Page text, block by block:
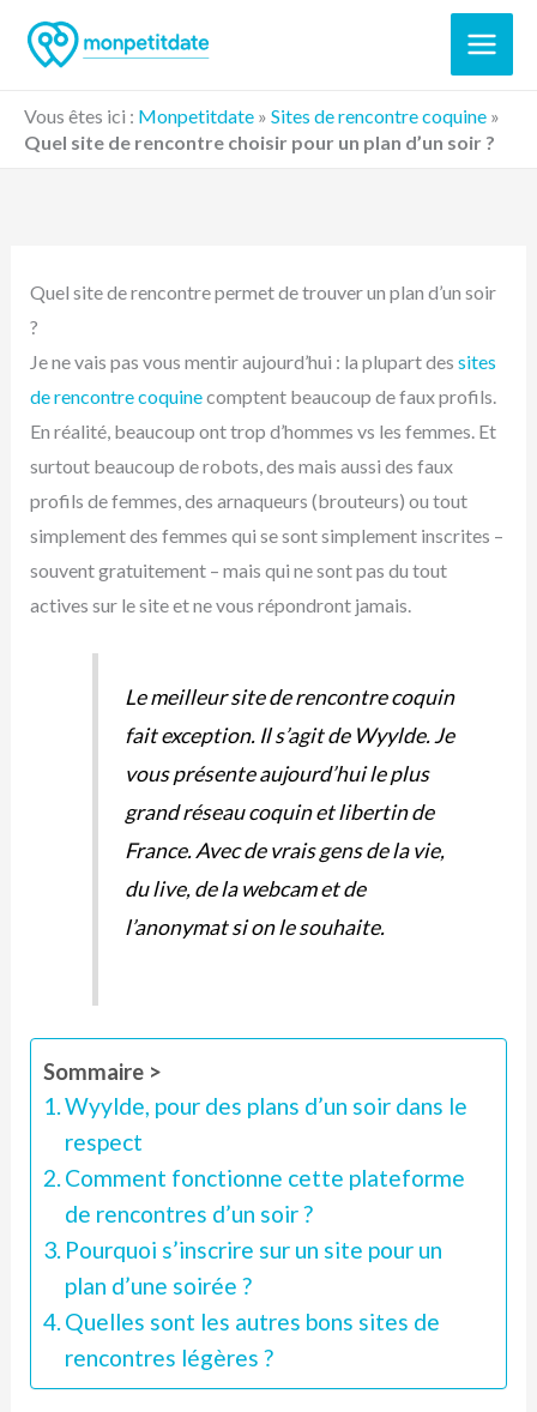
Vous êtes ici : Monpetitdate » Sites de rencontre coquine »
Quel site de rencontre choisir pour un plan d’un soir ?
Quel site de rencontre permet de trouver un plan d’un soir
?
Je ne vais pas vous mentir aujourd’hui : la plupart des sites
de rencontre coquinecomptent beaucoup de faux profils.
En réalité, beaucoup ont trop d’hommes vs les femmes. Et
surtout beaucoup de robots, des mais aussi des faux
profils de femmes, des arnaqueurs (brouteurs) ou tout
simplement des femmes qui se sont simplement inscrites –
souvent gratuitement – mais qui ne sont pas du tout
actives sur le site et ne vous répondront jamais.
Le meilleur site de rencontre coquin
fait exception. Il s’agit de Wyylde. Je
vous présente aujourd’hui le plus
grand réseau coquin et libertin de
France. Avec de vrais gens de la vie,
du live, de la webcam et de
l’anonymat si on le souhaite.
Sommaire >
Wyylde, pour des plans d’un soir dans le
respect
Comment fonctionne cette plateforme
de rencontres d’un soir ?
Pourquoi s’inscrire sur un site pour un
plan d’une soirée ?
Quelles sont les autres bons sites de
rencontres légères ?